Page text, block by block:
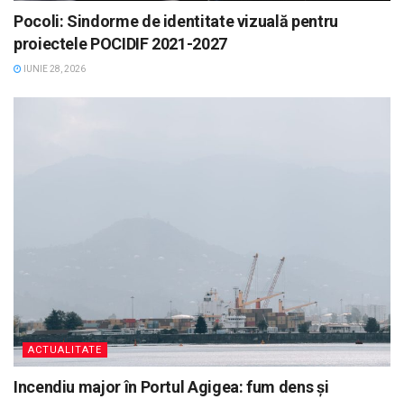
Pocoli: Sindorme de identitate vizuală pentru
proiectele POCIDIF 2021-2027
IUNIE 28, 2026
ACTUALITATE
Incendiu major în Portul Agigea: fum dens și